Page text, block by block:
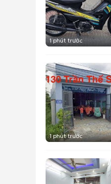
1 phút trước
1 phút trước